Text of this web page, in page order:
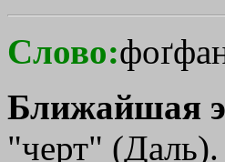
Слово:
Ближайшая
"черт"